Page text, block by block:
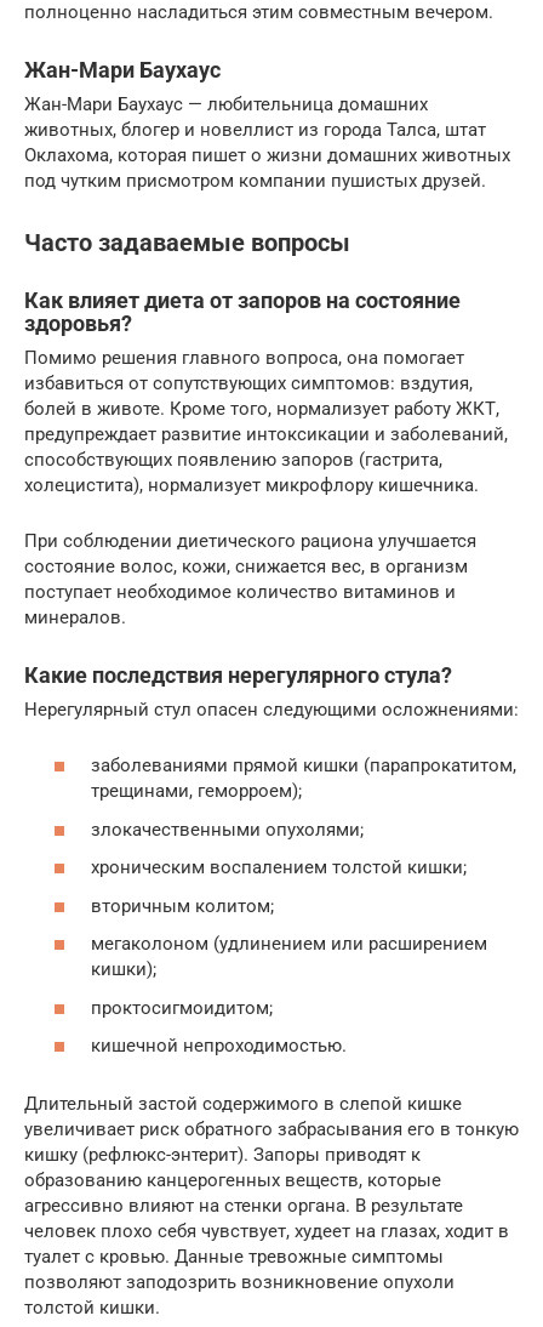
полноценно насладиться этим совместным вечером.
Жан-Мари Баухаус
Жан-Мари Баухаус — любительница домашних
животных, блогер и новеллист из города Талса, штат
Оклахома, которая пишет о жизни домашних животных
под чутким присмотром компании пушистых друзей.
Часто задаваемые вопросы
Как влияет диета от запоров на состояние
здоровья?
Помимо решения главного вопроса, она помогает
избавиться от сопутствующих симптомов: вздутия,
болей в животе. Кроме того, нормализует работу ЖКТ,
предупреждает развитие интоксикации и заболеваний,
способствующих появлению запоров (гастрита,
холецистита), нормализует микрофлору кишечника.
При соблюдении диетического рациона улучшается
состояние волос, кожи, снижается вес, в организм
поступает необходимое количество витаминов и
минералов.
Какие последствия нерегулярного стула?
Нерегулярный стул опасен следующими осложнениями:
заболеваниями прямой кишки (парапрокатитом,
трещинами, геморроем);
злокачественными опухолями;
хроническим воспалением толстой кишки;
вторичным колитом;
мегаколоном (удлинением или расширением
кишки);
проктосигмоидитом;
кишечной непроходимостью.
Длительный застой содержимого в слепой кишке
увеличивает риск обратного забрасывания его в тонкую
кишку (рефлюкс-энтерит). Запоры приводят к
образованию канцерогенных веществ, которые
агрессивно влияют на стенки органа. В результате
человек плохо себя чувствует, худеет на глазах, ходит в
туалет с кровью. Данные тревожные симптомы
позволяют заподозрить возникновение опухоли
толстой кишки.